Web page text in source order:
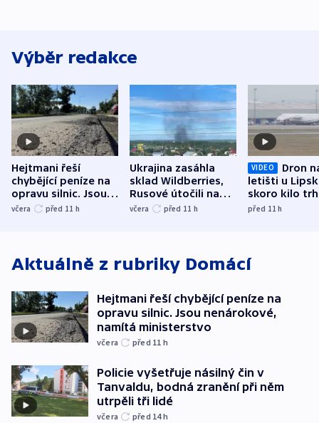
Výběr redakce
Hejtmani řeší
chybějící peníze na
opravu silnic. Jsou
nenárokové, namítá
včera před 11 h
Ukrajina zasáhla
sklad Wildberries,
Rusové útočili na
trh, hasiče či
včera před 11 h
VIDEO
Dron
letišti u
skoro kilo
indicie
před 11h
Aktuálně z rubriky Domácí
Hejtmani řeší chybějící peníze na
opravu silnic. Jsou nenárokové,
namítá ministerstvo
včera před 11 h
Policie vyšetřuje násilný čin v
Tanvaldu, bodná zranění při něm
utrpěli tři lidé
včera před 14h